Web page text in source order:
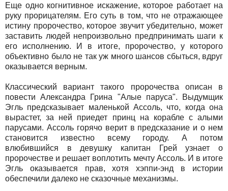
Еще одно когнитивное искажение, которое работает на
руку прорицателям. Его суть в том, что не отражающее
истину пророчество, которое звучит убедительно, может
заставить людей непроизвольно предпринимать шаги к
его исполнению. И в итоге, пророчество, у которого
объективно было не так уж много шансов сбыться, вдруг
оказывается верным.
Классический вариант такого пророчества описан в
повести Александра Грина "Алые паруса". Выдумщик
Эгль предсказывает маленькой Ассоль, что, когда она
вырастет, за ней приедет принц на корабле с алыми
парусами. Ассоль горячо верит в предсказание и о нем
становится известно всему городу. А потом
влюбившийся в девушку капитан Грей узнает о
пророчестве и решает воплотить мечту Ассоль. И в итоге
Эгль оказывается прав, хотя хэппи-энд в истории
обеспечили далеко не сказочные механизмы.